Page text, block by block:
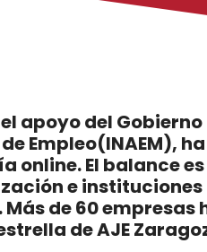
apoyo del
Empleo(INAEM),
online.El balance
e instituciones
Más de 60 empresas
de AJE